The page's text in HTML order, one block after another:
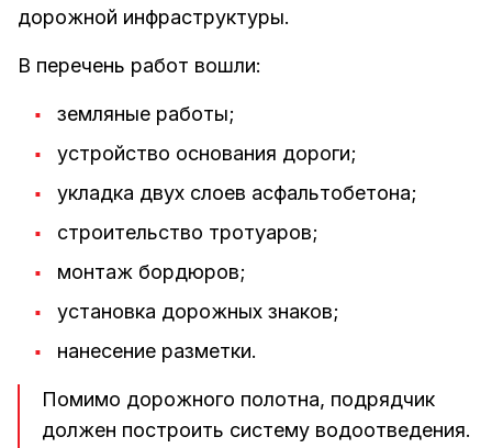
дорожной инфраструктуры.
В перечень работ вошли:
земляные работы;
устройство основания дороги;
укладка двух слоев асфальтобетона;
строительство тротуаров;
монтаж бордюров;
установка дорожных знаков;
нанесение разметки.
Помимо дорожного полотна, подрядчик
должен построить систему водоотведения.